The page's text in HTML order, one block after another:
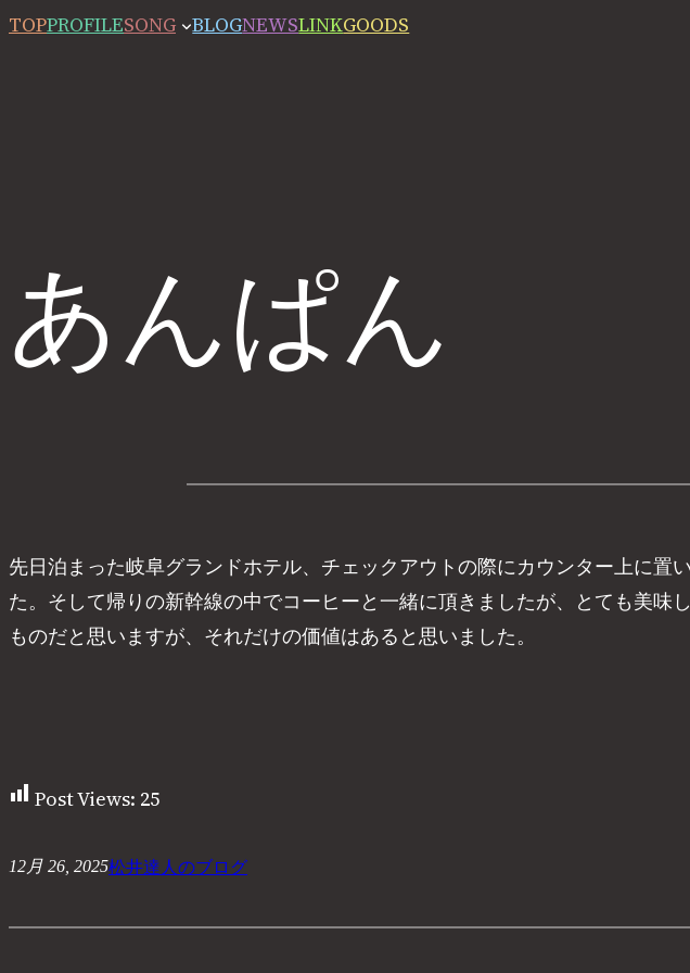
TOPPROFILESONG BLOGNEWSLINKGOODS
あんぱん
先日泊まった岐阜グランドホテル、チェックアウトの際にカウンター上に
た。そして帰りの新幹線の中でコーヒーと一緒に頂きましたが、とても美
ものだと思いますが、それだけの価値はあると思いました。
Post Views: 25
12月 26, 2025松井達人のブログ